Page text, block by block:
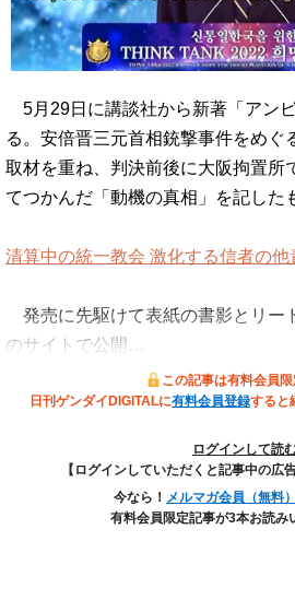
5月29日に講談社から新著「アン
る。安倍晋三元首相銃撃事件をめぐ
取材を重ね、判決前後に大阪拘置所
てつかんだ「動機の真相」を記した
清算中の統一教会 激化する信者の他
発売に先駆けて表紙の書影とリー
のサイトで公開…
この記事は有料会員限
日刊ゲンダイDIGITALに有料会員登録すると
ログインして読
【ログインしていただくと記事中の広
今なら！ メルマガ会員（無料
有料会員限定記事が3本お読み